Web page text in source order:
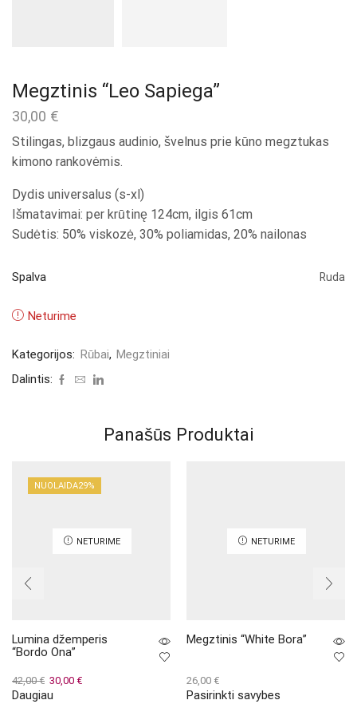
Megztinis “Leo Sapiega”
30,00 €
Stilingas, blizgaus audinio, švelnus prie kūno megztukas
kimono rankovėmis.
Dydis universalus (s-xl)
Išmatavimai: per krūtinę 124cm, ilgis 61cm
Sudėtis: 50% viskozė, 30% poliamidas, 20% nailonas
Spalva Ruda
Neturime
Kategorijos: Rūbai, Megztiniai
Dalintis:
Panašūs Produktai
NUOLAIDA29%
NETURIME
Lumina džemperis
“Bordo Ona”
42,00€ Original
price
30,00 €Current
Daugiau
NETURIME
Megztinis “White Bora”
26,00 €
Pasirinkti savybes